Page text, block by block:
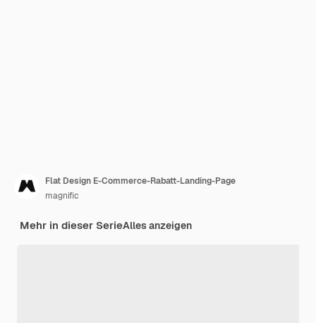
Flat Design E-Commerce-Rabatt-Landing-Page
magnific
Mehr in dieser SerieAlles anzeigen